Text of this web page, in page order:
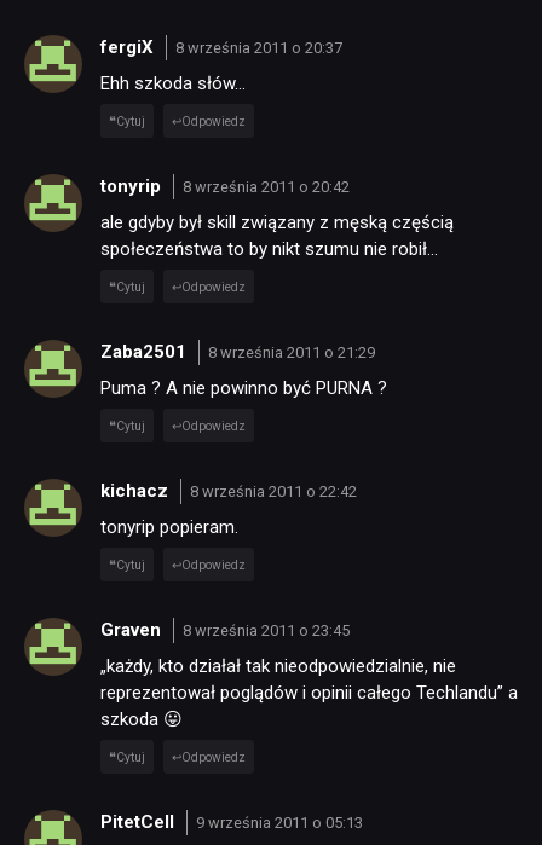
TECHNOLOGIE
JUŻ GRALIŚMY
fergiX 8 września 2011 o 20:37
Ehh szkoda słów…
Cytuj Odpowiedz
tonyrip 8 września 2011 o 20:42
ale gdyby był skill związany z męską częścią
społeczeństwa to by nikt szumu nie robił…
Cytuj Odpowiedz
Zaba2501 8 września 2011 o 21:29
Puma ? A nie powinno być PURNA ?
Cytuj Odpowiedz
kichacz 8 września 2011 o 22:42
tonyrip popieram.
Cytuj Odpowiedz
Graven 8 września 2011 o 23:45
„każdy, kto działał tak nieodpowiedzialnie, nie
reprezentował poglądów i opinii całego Techlandu” a
szkoda 😛
Cytuj Odpowiedz
PitetCell 9 września 2011 o 05:13